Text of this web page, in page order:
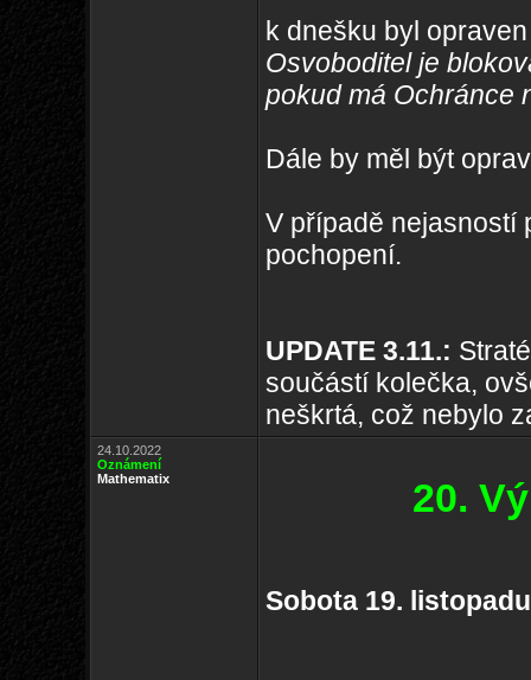
k dnešku byl
Osvoboditel je
pokud má Ochránce
Dále by měl být
V případě nejasností
pochopení.
UPDATE 3.11.:
součástí kolečka,
neškrtá, což nebylo
24.10.2022
Oznámení
Mathematix
20.
Sobota 19.